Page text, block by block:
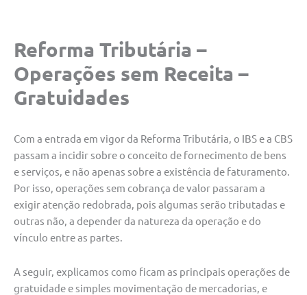
Reforma Tributária –
Operações sem Receita –
Gratuidades
Com a entrada em vigor da Reforma Tributária, o IBS e a CBS
passam a incidir sobre o conceito de fornecimento de bens
e serviços, e não apenas sobre a existência de faturamento.
Por isso, operações sem cobrança de valor passaram a
exigir atenção redobrada, pois algumas serão tributadas e
outras não, a depender da natureza da operação e do
vínculo entre as partes.
A seguir, explicamos como ficam as principais operações de
gratuidade e simples movimentação de mercadorias, e